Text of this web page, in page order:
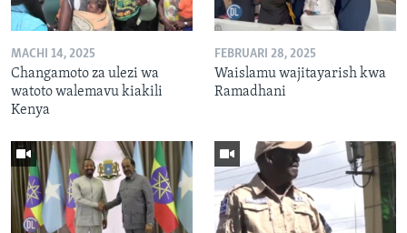
MACHI 14, 2025
Changamoto za ulezi wa
watoto walemavu kiakili
Kenya
FEBRUARI 28, 2025
Waislamu wajitayarish kwa
Ramadhani